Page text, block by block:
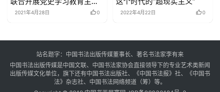
党日活动
2021年4月28日 0 2022年4月22日 0
站名题字：中国书法出版传媒董事长、著名书法家李有来
中国书法出版传媒是中国文联、中国书法家协会直接领导下的专业艺术类新闻
出版传媒文化单位，旗下还有中国书法出版社、《中国书法报》社、《中国书
法》杂志社、中国书法网络频道（筹）等。